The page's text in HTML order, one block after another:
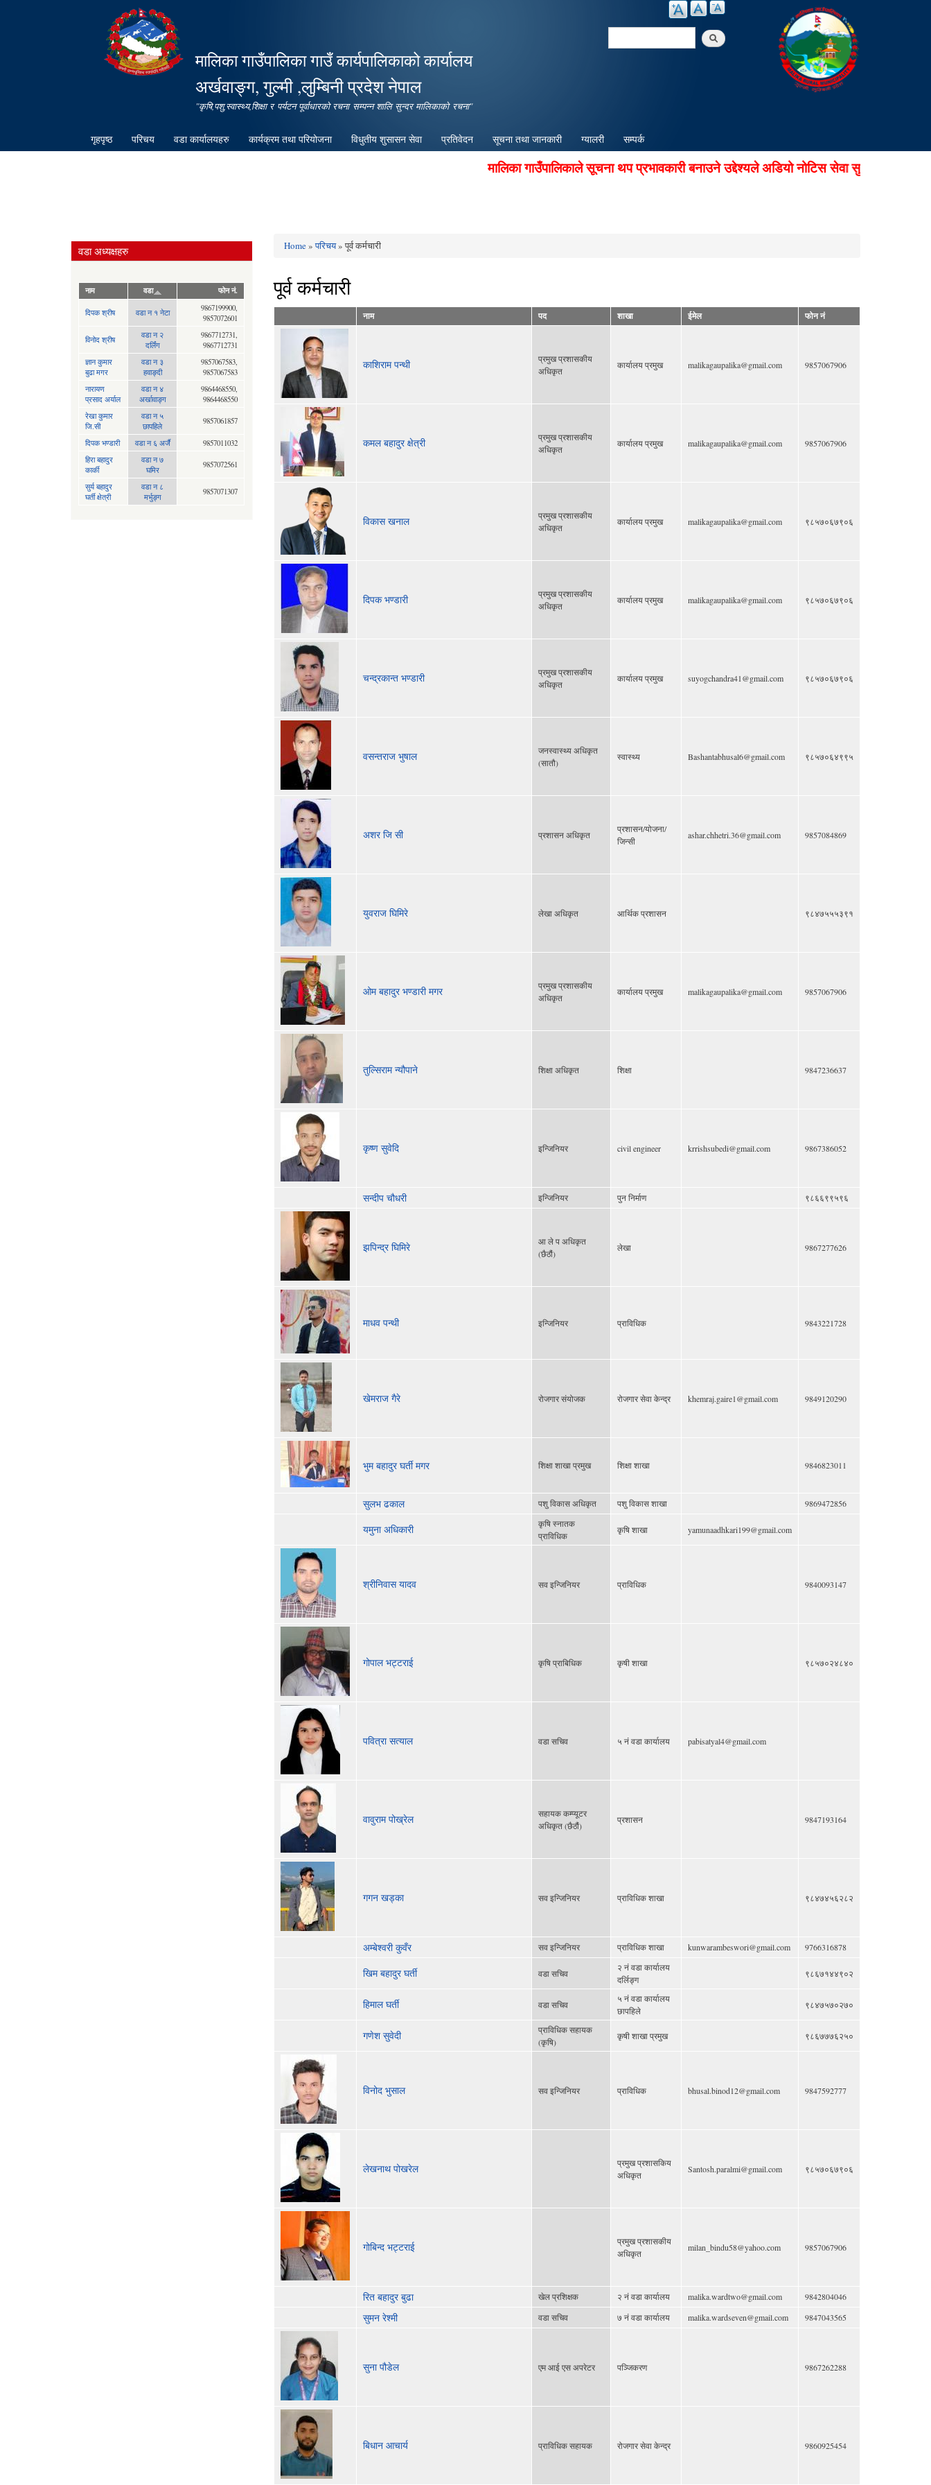
मालिका गाउँपालिका गाउँ कार्यपालिकाको कार्यालय
अर्खवाङ्ग, गुल्मी ,लुम्बिनी प्रदेश नेपाल
"कृषि,पशु,स्वास्थ्य,शिक्षा र पर्यटन पूर्वाधारको रचना सम्पन्न शालि सुन्दर मालिकाको रचना"
Search
गृहपृष्ठ परिचय वडा कार्यालयहरु कार्यक्रम तथा परियोजना विधुतीय शुसासन सेवा प्रतिवेदन सूचना तथा जानकारी ग्यालरी सम्पर्क
मालिका गाउँपालिकाले सूचना थप प्रभावकारी बनाउने उद्देश्यले अडियो नोटिस सेवा सुचारु गरिएको छ।
वडा अध्यक्षहरु
नाम वडा फोन नं.
दिपक श्रीष वडा न १ नेटा
9867199900,
9857072601
विनोद श्रीष
वडा न २
दर्लिंग
9867712731,
9867712731
ज्ञान कुमार
बुढा मगर
वडा न ३
हवाङ्दी
9857067583,
9857067583
नारायण
प्रसाद अर्याल
वडा न‍ ४
अर्खावाङ्ग
9864468550,
9864468550
रेखा कुमार
जि.सी
वडा न ५
छापहिले
9857061857
दिपक भण्डारी वडा न ६ अर्जै
9857011032
हिरा बहादुर
कार्की
वडा न ७
घमिर
9857072561
सुर्य बहादुर
घर्ती क्षेत्री
वडा न ८
मर्भुङ्ग
9857071307
Home»परिचय» पूर्व कर्मचारी
पूर्व कर्मचारी
नाम पद शाखा ईमेल फोन नं
काशिराम पन्थी
प्रमुख प्रशासकीय
अधिकृत
कार्यालय प्रमुख malikagaupalika@gmail.com 9857067906
कमल बहादुर क्षेत्री
प्रमुख प्रशासकीय
अधिकृत
कार्यालय प्रमुख malikagaupalika@gmail.com 9857067906
विकास खनाल
प्रमुख प्रशासकीय
अधिकृत
कार्यालय प्रमुख malikagaupalika@gmail.com ९८५७०६७९०६
दिपक भण्डारी
प्रमुख प्रशासकीय
अधिकृत
कार्यालय प्रमुख malikagaupalika@gmail.com ९८५७०६७९०६
चन्द्रकान्त भण्डारी
प्रमुख प्रशासकीय
अधिकृत
कार्यालय प्रमुख suyogchandra41@gmail.com ९८५७०६७९०६
वसन्तराज भुषाल
जनस्वास्थ्य अधिकृत
(सातौ)
स्वास्थ्य Bashantabhusal6@gmail.com ९८५७०६४९९५
अशर जि सी प्रशासन अधिकृत
प्रशासन/योजना/
जिन्सी
ashar.chhetri.36@gmail.com 9857084869
युवराज घिमिरे लेखा अधिकृत आर्थिक प्रशासन ९८४७५५५३९१
ओम बहादुर भण्डारी मगर
प्रमुख प्रशासकीय
अधिकृत
कार्यालय प्रमुख malikagaupalika@gmail.com 9857067906
तुल्सिराम न्यौपाने शिक्षा अधिकृत शिक्षा 9847236637
कृष्ण सुवेदि इन्जिनियर civil engineer krrishsubedi@gmail.com 9867386052
सन्दीप चौधरी इन्जिनियर पुन निर्माण ९८६६९९५९६
झपिन्द्र घिमिरे
आ ले प अधिकृत
(छैठौं)
लेखा 9867277626
माधव पन्थी इन्जिनियर प्राविधिक 9843221728
खेमराज गैरे रोजगार संयोजक रोजगार सेवा केन्द्र khemraj.gaire1@gmail.com 9849120290
भुम बहादुर घर्ती मगर शिक्षा शाखा प्रमुख शिक्षा शाखा 9846823011
सुलभ ढकाल पशु विकास अधिकृत पशु विकास शाखा 9869472856
यमुना अधिकारी
कृषि स्नातक
प्राविधिक
कृषि शाखा yamunaadhkari199@gmail.com
श्रीनिवास यादव सव इन्जिनियर प्राविधिक 9840093147
गोपाल भट्टराई कृषि प्राबिधिक कृषी शाखा ९८५७०२४८४०
पवित्रा सत्याल वडा सचिव ५ नं वडा कार्यालय pabisatyal4@gmail.com
वावुराम पोख्रेल
सहायक कम्प्यूटर
अधिकृत (छैठौं)
प्रशासन 9847193164
गगन खड्का सव इन्जिनियर प्राविधिक शाखा ९८४७४५६२८२
अम्बेश्वरी कुवँर सव इन्जिनियर प्राविधिक शाखा kunwarambeswori@gmail.com 9766316878
खिम बहादुर घर्ती वडा सचिव
२ नं वडा कार्यालय
दर्लिङ्ग
९८६७१४४९०२
हिमाल घर्ती वडा सचिव
५ नं वडा कार्यालय
छापहिले
९८४७५७०२७०
गणेश सुवेदी
प्राविधिक सहायक
(कृषि)
कृषी शाखा प्रमुख ९८६७७७६२५०
विनोद भुसाल सव इन्जिनियर प्राविधिक bhusal.binod12@gmail.com 9847592777
लेखनाथ पोखरेल
प्रमुख प्रशासकिय
अधिकृत
Santosh.paralmi@gmail.com ९८५७०६७९०६
गोबिन्द भट्टराई
प्रमुख प्रशासकीय
अधिकृत
milan_bindu58@yahoo.com 9857067906
रित बहादुर बुढा खेल प्रशिक्षक २ नं वडा कार्यालय malika.wardtwo@gmail.com 9842804046
सुमन रेश्मी वडा सचिव ७ नं वडा कार्यालय malika.wardseven@gmail.com 9847043565
सुना पौडेल एम आई एस अपरेटर पञ्जिकरण 9867262288
बिधान आचार्य प्राविधिक सहायक रोजगार सेवा केन्द्र 9860925454